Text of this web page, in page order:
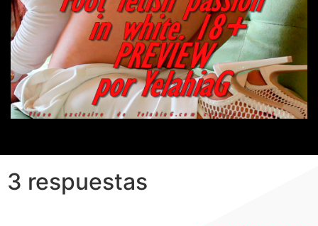
3 respuestas